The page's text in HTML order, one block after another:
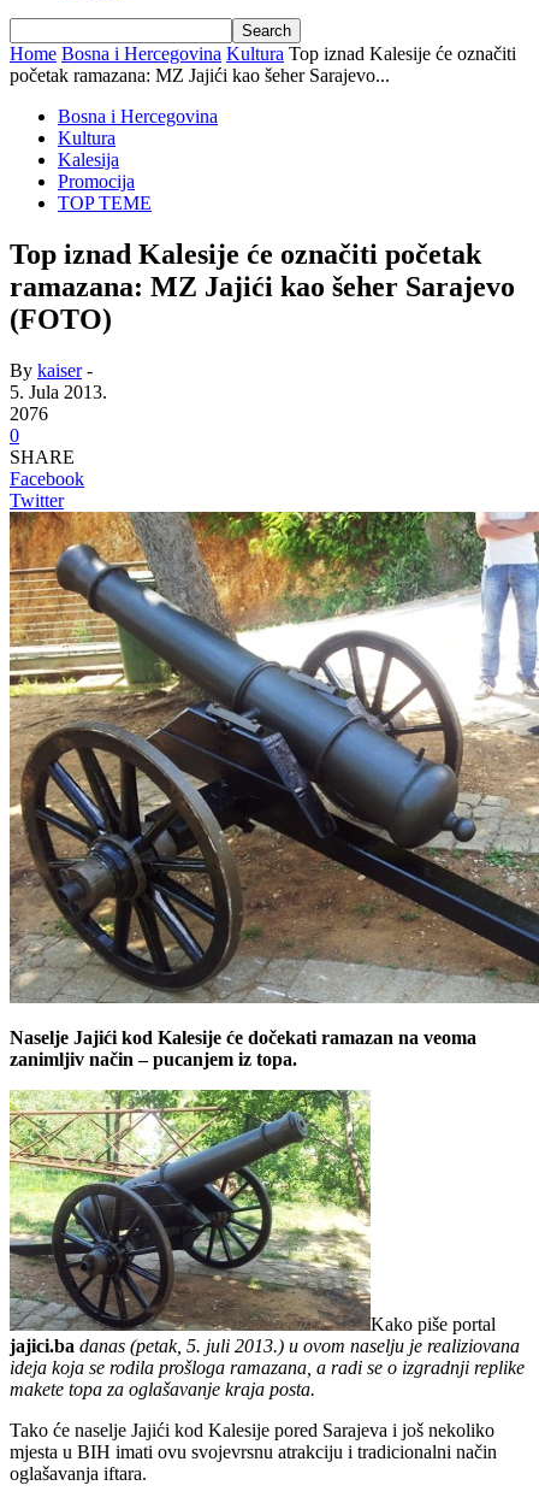
Home Bosna i Hercegovina Kultura Top iznad Kalesije će označiti
početak ramazana: MZ Jajići kao šeher Sarajevo...
Bosna i Hercegovina
Kultura
Kalesija
Promocija
TOP TEME
Top iznad Kalesije će označiti početak
ramazana: MZ Jajići kao šeher Sarajevo
(FOTO)
By kaiser-
5. Jula 2013.
2076
0
SHARE
Facebook
Twitter
Naselje Jajići kod Kalesije će dočekati ramazan na veoma
zanimljiv način – pucanjem iz topa.
Kako piše portal
jajici.ba danas (petak, 5. juli 2013.) u ovom naselju je realiziovana
ideja koja se rodila prošloga ramazana, a radi se o izgradnji replike
makete topa za oglašavanje kraja posta.
Tako će naselje Jajići kod Kalesije pored Sarajeva i još nekoliko
mjesta u BIH imati ovu svojevrsnu atrakciju i tradicionalni način
oglašavanja iftara.